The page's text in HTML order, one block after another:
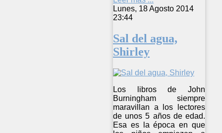
Lunes, 18 Agosto 2014
23:44
Sal del agua,
Shirley
Los libros de John
Burningham siempre
maravillan a los lectores
de unos 5 años de edad.
Esa es la época en que